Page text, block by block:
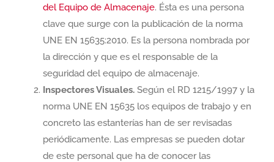
del Equipo de Almacenaje. Ésta es una persona
clave que surge con la publicación de la norma
UNE EN 15635:2010. Es la persona nombrada por
la dirección y que es el responsable de la
seguridad del equipo de almacenaje.
Inspectores Visuales. Según el RD 1215/1997 y la
norma UNE EN 15635 los equipos de trabajo y en
concreto las estanterías han de ser revisadas
periódicamente. Las empresas se pueden dotar
de este personal que ha de conocer las